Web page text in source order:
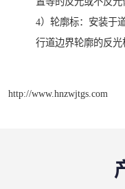
4）轮廓标：安装于
行道边界轮廓的反光
http://www.hnzwjtgs.com